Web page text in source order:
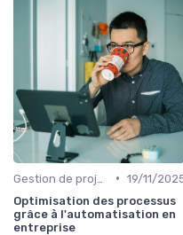
• 19/11/
Optimisation des processus
grâce à l'automatisation en
entreprise